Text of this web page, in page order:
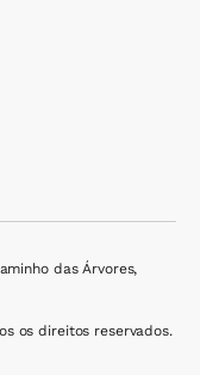
das Árvores,
os direitos reservados.